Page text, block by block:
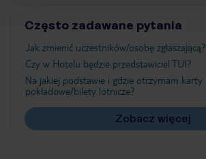
Często zadawane pytania
Jak zmienić uczestników/osobę zgłaszającą?
Czy w Hotelu będzie przedstawiciel TUI?
Na jakiej podstawie i gdzie otrzymam karty
pokładowe/bilety lotnicze?
Zobacz więcej